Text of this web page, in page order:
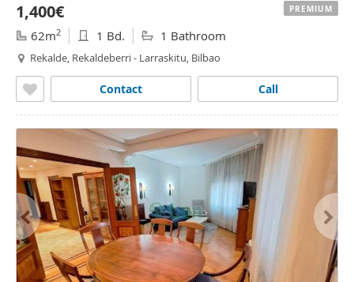
1,400€
62m2 1 Bd. 1 Bathroom
Rekalde, Rekaldeberri - Larraskitu, Bilbao
Call
Contact
PREMIUM